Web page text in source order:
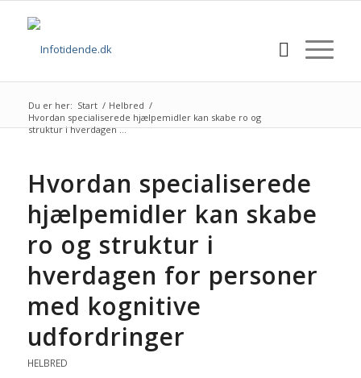
Du er her: Start / Helbred /
Hvordan specialiserede hjælpemidler kan skabe ro og
struktur i hverdagen ...
Hvordan specialiserede
hjælpemidler kan skabe
ro og struktur i
hverdagen for personer
med kognitive
udfordringer
HELBRED